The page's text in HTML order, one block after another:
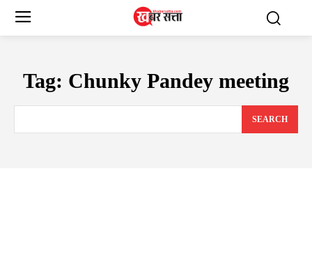
Tag: Chunky Pandey meeting
SEARCH